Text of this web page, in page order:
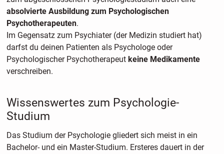
absolvierte Ausbildung zum Psychologischen
Psychotherapeuten.
Im Gegensatz zum Psychiater (der Medizin studiert hat)
darfst du deinen Patienten als Psychologe oder
Psychologischer Psychotherapeut keine Medikamente
verschreiben.
Wissenswertes zum Psychologie-
Studium
Das Studium der Psychologie gliedert sich meist in ein
Bachelor- und ein Master-Studium. Ersteres dauert in der